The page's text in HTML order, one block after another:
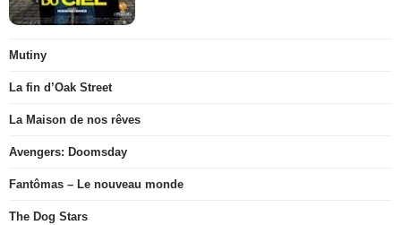
Mutiny
La fin d’Oak Street
La Maison de nos rêves
Avengers: Doomsday
Fantômas – Le nouveau monde
The Dog Stars